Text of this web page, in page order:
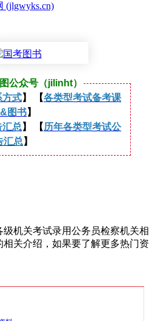
(jlgwyks.cn)
公众号（jilinht）
方式】 【各类型考试备考课
图书】
总 】 【 历年各类型考试公
汇总 】
级机关考试录用公务员检察机关相
关介绍，如果要了解更多热门资